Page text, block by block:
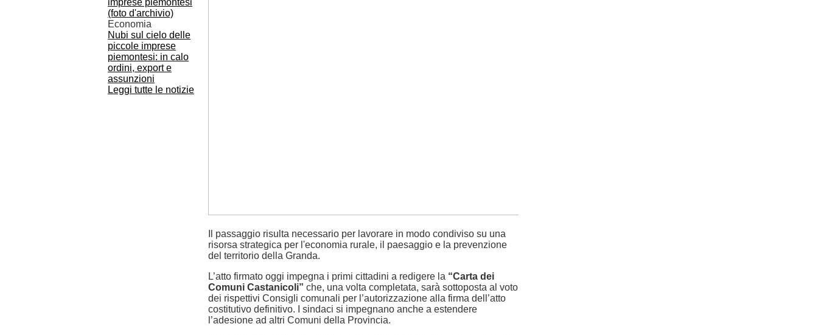
Economia
Nubi sul cielo delle
piccole imprese
piemontesi: in calo
ordini, export e
assunzioni
Leggi tutte le notizie
Il passaggio risulta necessario per lavorare in modo condiviso su una
risorsa strategica per l'economia rurale, il paesaggio e la prevenzione
del territorio della Granda.
L’atto firmato oggi impegna i primi cittadini a redigere la “Carta dei
Comuni Castanicoli” che, una volta completata, sarà sottoposta al voto
dei rispettivi Consigli comunali per l’autorizzazione alla firma dell’atto
costitutivo definitivo. I sindaci si impegnano anche a estendere
l’adesione ad altri Comuni della Provincia.